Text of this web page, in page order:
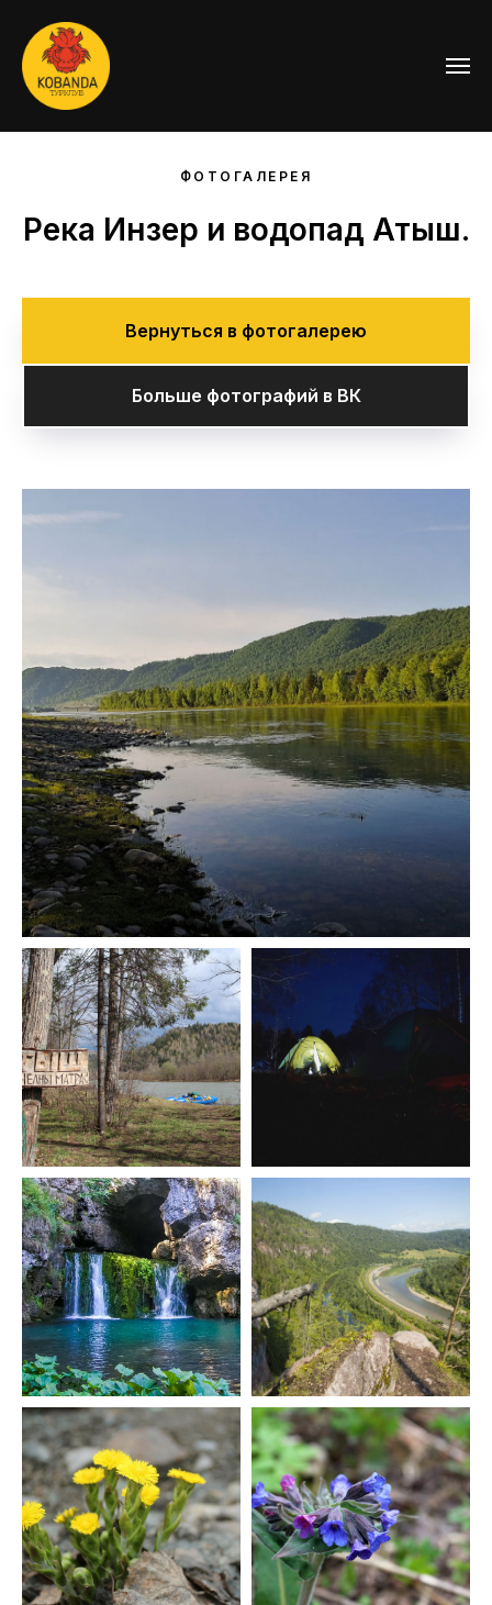
ФОТОГАЛЕРЕЯ
Река Инзер и водопад Атыш.
Вернуться в фотогалерею
Больше фотографий в ВК